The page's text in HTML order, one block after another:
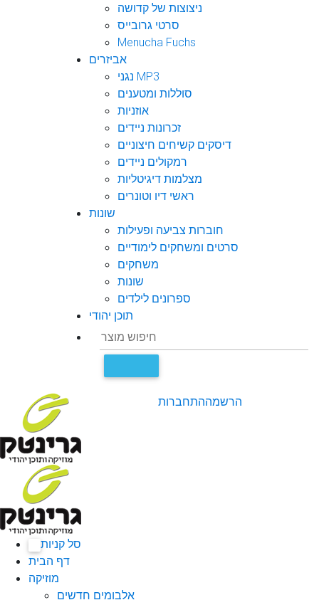
ניצוצות של קדושה
סרטי גרובייס
Menucha Fuchs
אביזרים
נגני MP3
סוללות ומטענים
אוזניות
זכרונות ניידים
דיסקים קשיחים חיצוניים
רמקולים ניידים
מצלמות דיגיטליות
ראשי דיו וטונרים
שונות
חוברות צביעה ופעילות
סרטים ומשחקים לימודיים
משחקים
שונות
ספרונים לילדים
תוכן יהודי
התחברותהרשמה
סל קניות
דף הבית
מוזיקה
אלבומים חדשים